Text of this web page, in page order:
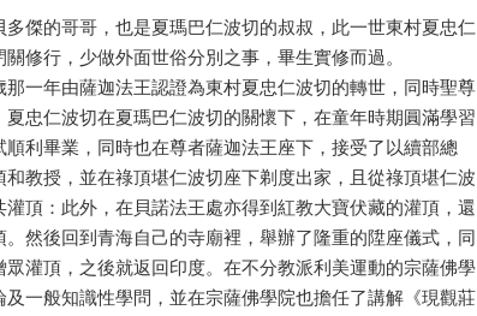
傑的哥哥，也是夏瑪巴仁波切的叔叔，此一世東村夏忠仁
修行，少做外面世俗分別之事，畢生實修而過。
一年由薩迦法王認證為東村夏忠仁波切的轉世，同時聖尊
忠仁波切在夏瑪巴仁波切的關懷下，在童年時期圓滿學習
利畢業，同時也在尊者薩迦法王座下，接受了以續部總
教授，並在祿頂堪仁波切座下剃度出家，且從祿頂堪仁波
頂：此外，在貝諾法王處亦得到紅教大寶伏藏的灌頂，還
然後回到青海自己的寺廟裡，舉辦了隆重的陞座儀式，同
灌頂，之後就返回印度。在不分教派利美運動的宗薩佛學
一般知識性學問，並在宗薩佛學院也擔任了講解《現觀莊